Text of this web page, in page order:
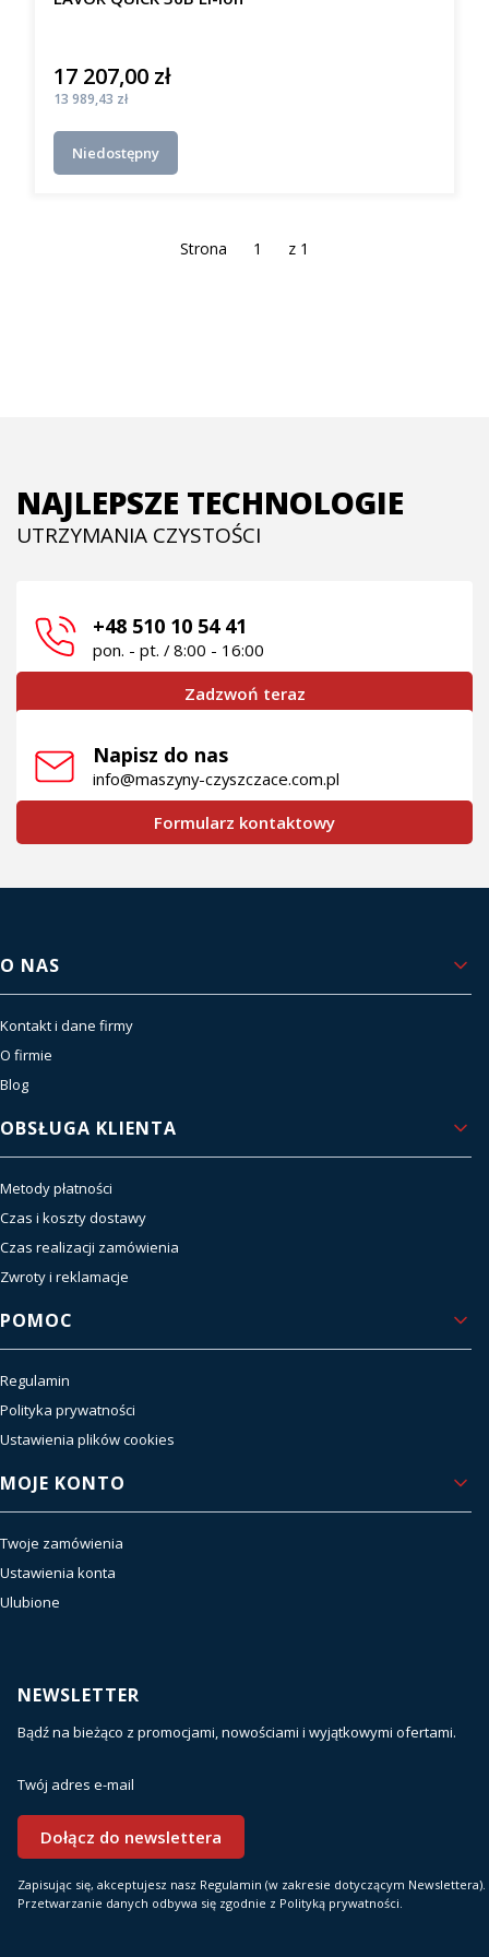
Cena
17 207,00 zł
Cena
13 989,43 zł
Niedostępny
Strona z 1
NAJLEPSZE TECHNOLOGIE
UTRZYMANIA CZYSTOŚCI
+48 510 10 54 41
pon. - pt. / 8:00 - 16:00
Zadzwoń teraz
Napisz do nas
info@maszyny-czyszczace.com.pl
Formularz kontaktowy
Linki w stopce
O NAS
Kontakt i dane firmy
O firmie
Blog
OBSŁUGA KLIENTA
Metody płatności
Czas i koszty dostawy
Czas realizacji zamówienia
Zwroty i reklamacje
POMOC
Regulamin
Polityka prywatności
Ustawienia plików cookies
MOJE KONTO
Twoje zamówienia
Ustawienia konta
Ulubione
NEWSLETTER
Bądź na bieżąco z promocjami, nowościami i wyjątkowymi ofertami.
Twój adres e-mail
Dołącz do newslettera
Zapisując się, akceptujesz nasz Regulamin (w zakresie dotyczącym Newslettera).
Przetwarzanie danych odbywa się zgodnie z Polityką prywatności.